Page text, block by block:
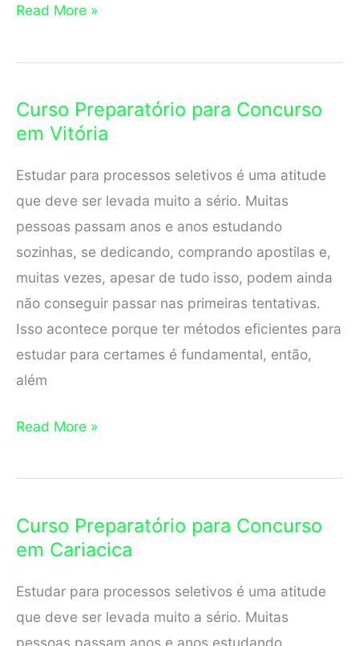
Curso
para
em
Cachoeiro
Itapemirim
Read More »
Curso Preparatório para Concurso
em Vitória
Estudar para processos seletivos é uma atitude
que deve ser levada muito a sério. Muitas
pessoas passam anos e anos estudando
sozinhas, se dedicando, comprando apostilas e,
muitas vezes, apesar de tudo isso, podem ainda
não conseguir passar nas primeiras tentativas.
Isso acontece porque ter métodos eficientes para
estudar para certames é fundamental, então,
além
Curso
para
em
Vitória
Read More »
Curso Preparatório para Concurso
em Cariacica
Estudar para processos seletivos é uma atitude
que deve ser levada muito a sério. Muitas
pessoas passam anos e anos estudando